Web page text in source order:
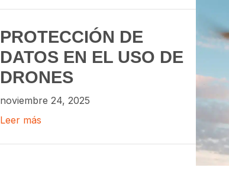
PROTECCIÓN DE
DATOS EN EL USO DE
DRONES
noviembre 24, 2025
Leer más